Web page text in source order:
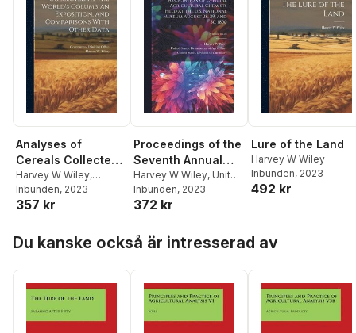
Analyses of
Cereals Collected
at the World's
Columbian
Exposition, and
Other Data
Harvey W Wiley,
Government Priniting
Office
Inbunden, 2023
357 kr
Proceedings of the
Seventh Annual
Convention of the
Association of
Official Agricultural
the U.S. National
29, and 30, 1890;
Volume no.28
Harvey W Wiley, United
States Department of
Agricult,
Inbunden, 2023
372 kr
Lure of the Land
Harvey W Wiley
Inbunden, 2023
492 kr
Du kanske också är intresserad av